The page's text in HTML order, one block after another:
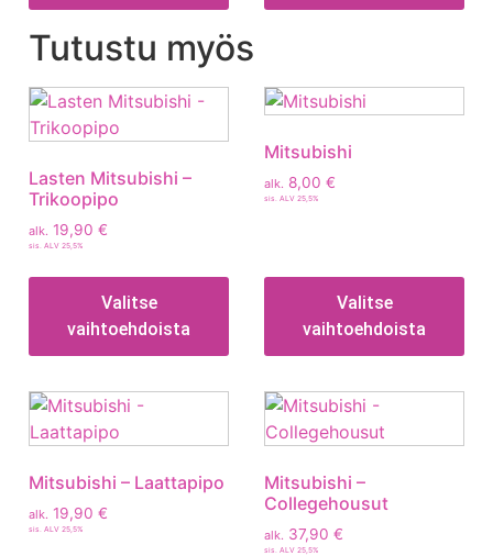
Tutustu myös
Lasten Mitsubishi –
Trikoopipo
alk. 19,90 €
sis. ALV 25,5%
Valitse
vaihtoehdoista
Mitsubishi
alk. 8,00 €
sis. ALV 25,5%
Valitse
vaihtoehdoista
Mitsubishi – Laattapipo
alk. 19,90 €
sis. ALV 25,5%
Mitsubishi –
Collegehousut
alk. 37,90 €
sis. ALV 25,5%